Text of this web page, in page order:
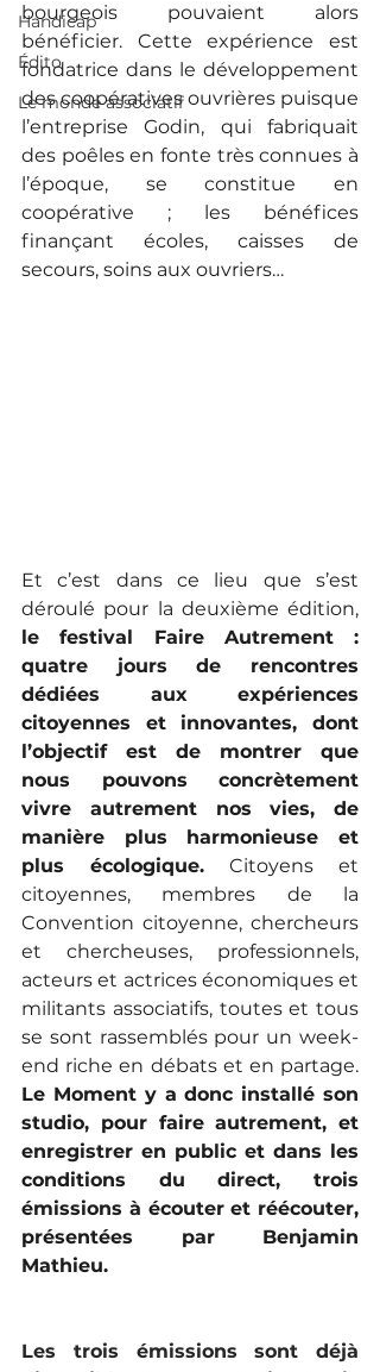
Handicap
Édito
Le monde associatif
bourgeois pouvaient alors
bénéficier. Cette expérience est
fondatrice dans le développement
des coopératives ouvrières puisque
l’entreprise Godin, qui fabriquait
des poêles en fonte très connues à
l’époque, se constitue en
coopérative ; les bénéfices
finançant écoles, caisses de
secours, soins aux ouvriers…
Et c’est dans ce lieu que s’est
le festival Faire Autrement :
quatre jours de rencontres
dédiées aux expériences
citoyennes et innovantes, dont
l’objectif est de montrer que
nous pouvons concrètement
vivre autrement nos vies, de
manière plus harmonieuse et
plus écologique. Citoyens et
citoyennes, membres de la
Convention citoyenne, chercheurs
et chercheuses, professionnels,
acteurs et actrices économiques et
militants associatifs, toutes et tous
se sont rassemblés pour un week-
Le Moment y a donc installé son
studio, pour faire autrement, et
enregistrer en public et dans les
conditions du direct, trois
émissions à écouter et réécouter,
présentées par Benjamin
Mathieu.
Les trois émissions sont déjà